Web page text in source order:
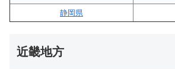
静岡県
近畿地方